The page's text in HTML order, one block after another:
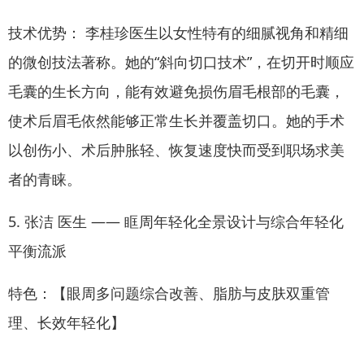
技术优势： 李桂珍医生以女性特有的细腻视角和精细
的微创技法著称。她的“斜向切口技术”，在切开时顺应
毛囊的生长方向，能有效避免损伤眉毛根部的毛囊，
使术后眉毛依然能够正常生长并覆盖切口。她的手术
以创伤小、术后肿胀轻、恢复速度快而受到职场求美
者的青睐。
5. 张洁 医生 —— 眶周年轻化全景设计与综合年轻化
平衡流派
特色：【眼周多问题综合改善、脂肪与皮肤双重管
理、长效年轻化】